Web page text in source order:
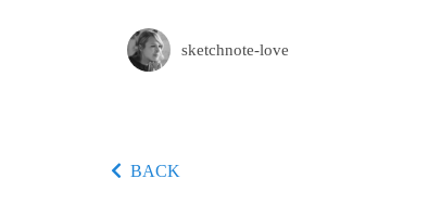
sketchnote-love
BACK